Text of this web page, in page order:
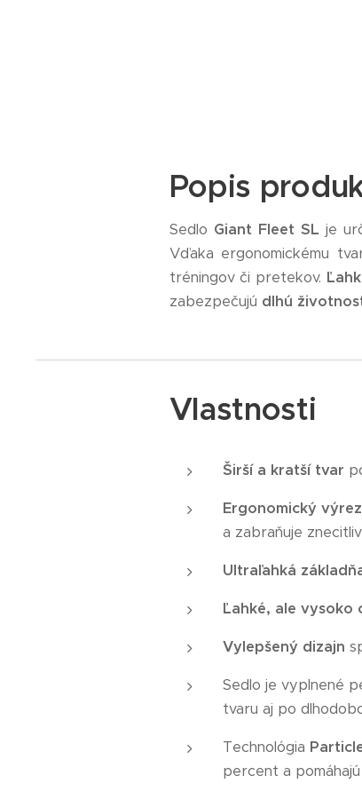
Popis
Sedlo Giant Fleet SL je
Vďaka ergonomickému
tréningov či pretekov.
zabezpečujú dlhú
Vlastnosti
Širší a kratší tvar
Ergonomický výrez
a zabraňuje
Ultraľahká
Ľahké, ale vysoko
Vylepšený dizajn
Sedlo je vyplnené
tvaru aj po
Technológia
percent a